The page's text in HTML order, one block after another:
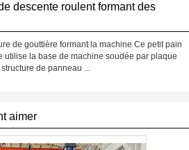
descente roulent formant des
de gouttière formant la machine Ce petit pain
utilise la base de machine soudée par plaque
de panneau ...
aimer